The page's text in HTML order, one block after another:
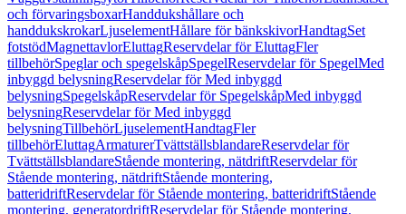
och förvaringsboxarHanddukshållare och
handdukskrokarLjuselementHållare för bänkskivorHandtagSet
fotstödMagnettavlorEluttagReservdelar för EluttagFler
tillbehörSpeglar och spegelskåpSpegelReservdelar för SpegelMed
inbyggd belysningReservdelar för Med inbyggd
belysningSpegelskåpReservdelar för SpegelskåpMed inbyggd
belysningReservdelar för Med inbyggd
belysningTillbehörLjuselementHandtagFler
tillbehörEluttagArmaturerTvättställsblandareReservdelar för
TvättställsblandareStående montering, nätdriftReservdelar för
Stående montering, nätdriftStående montering,
batteridriftReservdelar för Stående montering, batteridriftStående
montering, generatordriftReservdelar för Stående montering,